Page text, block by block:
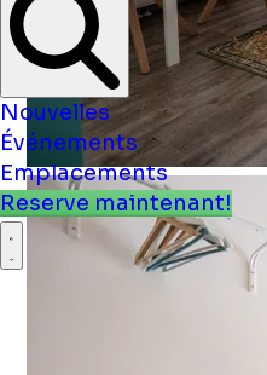
Nouvelles
Événements
Emplacements
Reserve maintenant!